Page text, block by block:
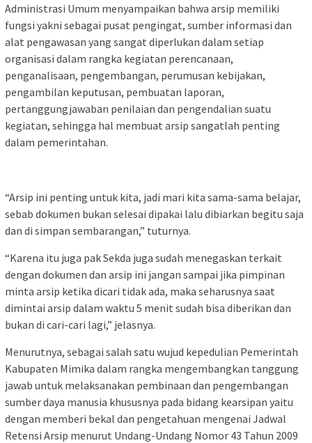
Administrasi Umum menyampaikan bahwa arsip memiliki
fungsi yakni sebagai pusat pengingat, sumber informasi dan
alat pengawasan yang sangat diperlukan dalam setiap
organisasi dalam rangka kegiatan perencanaan,
penganalisaan, pengembangan, perumusan kebijakan,
pengambilan keputusan, pembuatan laporan,
pertanggungjawaban penilaian dan pengendalian suatu
kegiatan, sehingga hal membuat arsip sangatlah penting
dalam pemerintahan.
“Arsip ini penting untuk kita, jadi mari kita sama-sama belajar,
sebab dokumen bukan selesai dipakai lalu dibiarkan begitu saja
dan di simpan sembarangan,” tuturnya.
“Karena itu juga pak Sekda juga sudah menegaskan terkait
dengan dokumen dan arsip ini jangan sampai jika pimpinan
minta arsip ketika dicari tidak ada, maka seharusnya saat
dimintai arsip dalam waktu 5 menit sudah bisa diberikan dan
bukan di cari-cari lagi,” jelasnya.
Menurutnya, sebagai salah satu wujud kepedulian Pemerintah
Kabupaten Mimika dalam rangka mengembangkan tanggung
jawab untuk melaksanakan pembinaan dan pengembangan
sumber daya manusia khususnya pada bidang kearsipan yaitu
dengan memberi bekal dan pengetahuan mengenai Jadwal
Retensi Arsip menurut Undang-Undang Nomor 43 Tahun 2009